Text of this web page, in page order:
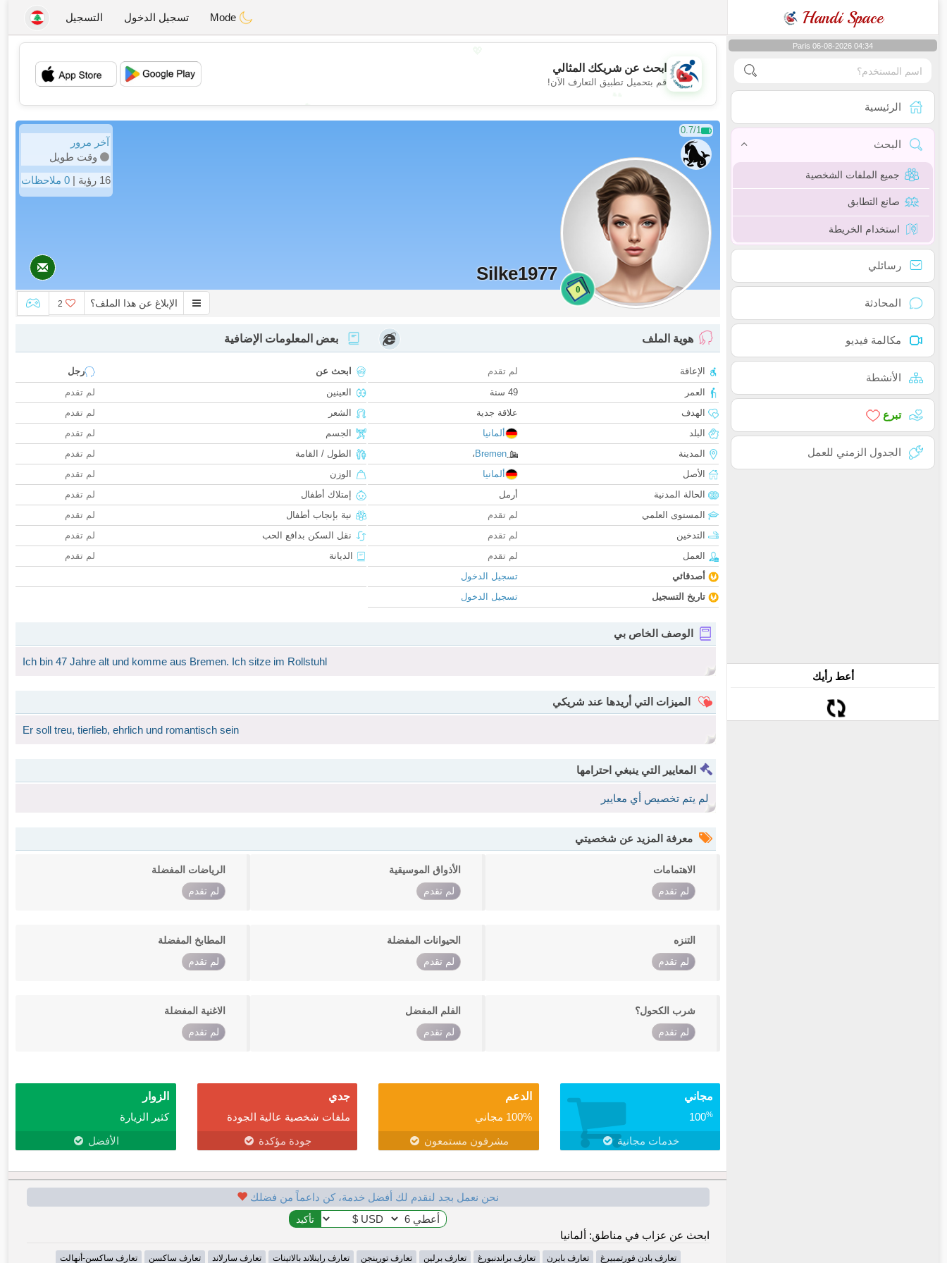
Handi Space تسجيل الدخول التسجيل
Paris 06-08-2026 04:34
الرئيسية
البحث
جميع الملفات الشخصية
صانع التطابق
استخدام الخريطة
رسائلي
المحادثة
مكالمة فيديو
الأنشطة
تبرع
الجدول الزمني للعمل
أعط رأيك
💖
💕
💕
ابحث عن شريكك المثالي
قم بتحميل تطبيق التعارف الآن!
0.7/1
0
Silke1977
آخر مرور
وقت طويل
16 رؤية |
0 ملاحظات
الإبلاغ عن هذا الملف؟ 2
هوية الملف
الإعاقة
لم تقدم
العمر
49 سنة
الهدف
علاقة جدية
البلد
ألمانيا
المدينة
Bremen ،
الأصل
ألمانيا
الحالة المدنية
أرمل
المستوى العلمي
لم تقدم
التدخين
لم تقدم
العمل
لم تقدم
أصدقائي
تسجيل الدخول
تاريخ التسجيل
تسجيل الدخول
بعض المعلومات الإضافية
ابحث عن
رجل
العينين
لم تقدم
الشعر
لم تقدم
الجسم
لم تقدم
الطول / القامة
لم تقدم
الوزن
لم تقدم
إمتلاك أطفال
لم تقدم
نية بإنجاب أطفال
لم تقدم
نقل السكن بدافع الحب
لم تقدم
الديانة
لم تقدم
الوصف الخاص بي
Ich bin 47 Jahre alt und komme aus Bremen. Ich sitze im Rollstuhl
الميزات التي أريدها عند شريكي
Er soll treu, tierlieb, ehrlich und romantisch sein
المعايير التي ينبغي احترامها
لم يتم تخصيص أي معايير
معرفة المزيد عن شخصيتي
الاهتمامات
لم تقدم
الأذواق الموسيقية
لم تقدم
الرياضات المفضلة
لم تقدم
التنزه
لم تقدم
الحيوانات المفضلة
لم تقدم
المطابخ المفضلة
لم تقدم
شرب الكحول؟
لم تقدم
الفلم المفضل
لم تقدم
الاغنية المفضلة
لم تقدم
مجاني
100%
خدمات مجانية
الدعم
100% مجاني
مشرفون مستمعون
جدي
ملفات شخصية عالية الجودة
جودة مؤكدة
الزوار
كثير الزيارة
الأفضل
نحن نعمل بجد لنقدم لك أفضل خدمة، كن داعماً من فضلك
ابحث عن عزاب في مناطق: ألمانيا
تعارف بادن فورتمبيرغ تعارف بايرن تعارف براندنبورغ تعارف برلين تعارف تورينجن تعارف راينلاند بالاتينات تعارف سارلاند تعارف ساكسن تعارف ساكسن-أنهالت